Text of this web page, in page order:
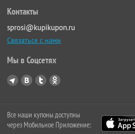
Контакты
sprosi@kupikupon.ru
Связаться с нами
Мы в Соцсетях
Все наши купоны доступны
через Мобильное Приложение: